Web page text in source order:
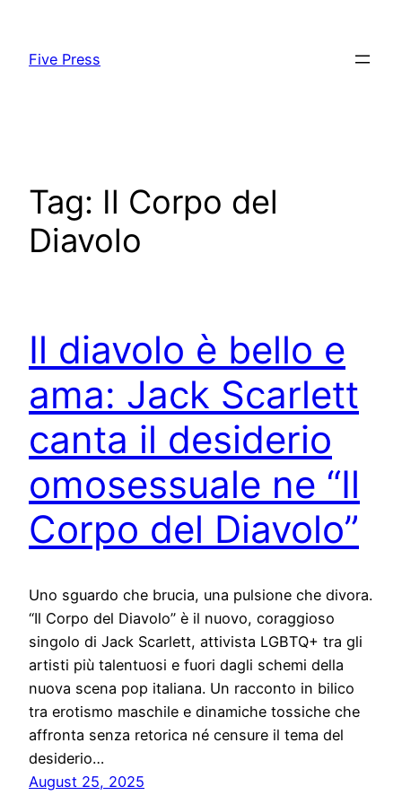
content
Five Press
Tag: Il Corpo del
Diavolo
Il diavolo è bello e
ama: Jack Scarlett
canta il desiderio
omosessuale ne “Il
Corpo del Diavolo”
Uno sguardo che brucia, una pulsione che divora.
“Il Corpo del Diavolo” è il nuovo, coraggioso
singolo di Jack Scarlett, attivista LGBTQ+ tra gli
artisti più talentuosi e fuori dagli schemi della
nuova scena pop italiana. Un racconto in bilico
tra erotismo maschile e dinamiche tossiche che
affronta senza retorica né censure il tema del
desiderio…
August 25, 2025